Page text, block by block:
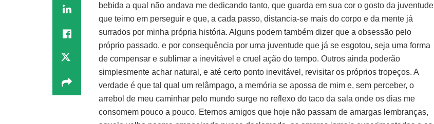
bebida a qual não andava me dedicando tanto, que guarda em sua cor o gosto da juventude
que teimo em perseguir e que, a cada passo, distancia-se mais do corpo e da mente já
surrados por minha própria história. Alguns podem também dizer que a obsessão pelo
próprio passado, e por consequência por uma juventude que já se esgotou, seja uma forma
de compensar e sublimar a inevitável e cruel ação do tempo. Outros ainda poderão
simplesmente achar natural, e até certo ponto inevitável, revisitar os próprios tropeços. A
verdade é que tal qual um relâmpago, a memória se apossa de mim e, sem perceber, o
arrebol de meu caminhar pelo mundo surge no reflexo do taco da sala onde os dias me
consomem pouco a pouco. Eternos amigos que hoje não passam de amargas lembranças,